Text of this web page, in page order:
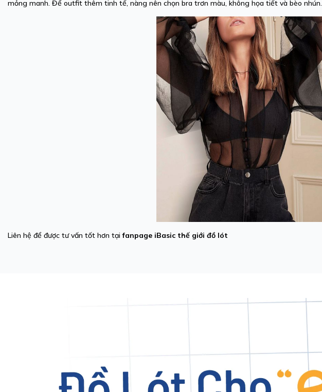
mỏng manh. Để outfit thêm tinh tế, nàng nên chọn bra trơn màu, không họa tiết và bèo nhún.
Liên hệ để được tư vấn tốt hơn tạifanpage iBasic thế giới đồ lót